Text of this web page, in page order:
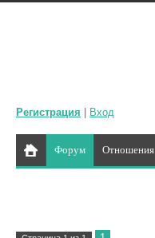
Регистрация Вход
Форум Отношения